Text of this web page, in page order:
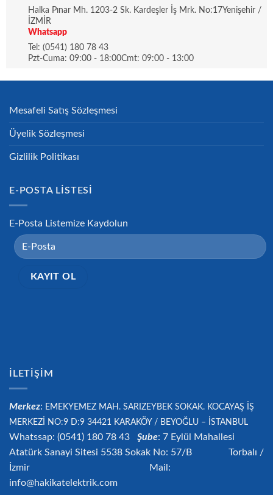
Halka Pınar Mh. 1203-2 Sk. Kardeşler İş Mrk. No:17Yenişehir /
İZMİR
Whatsapp
Tel: (0541) 180 78 43
Pzt-Cuma: 09:00 - 18:00Cmt: 09:00 - 13:00
Mesafeli Satış Sözleşmesi
Üyelik Sözleşmesi
Gizlilik Politikası
E-POSTA LISTESI
E-Posta Listemize Kaydolun
İLETIŞIM
Merkez: EMEKYEMEZ MAH. SARIZEYBEK SOKAK. KOCAYAŞ İŞ
MERKEZİ NO:9 D:9 34421 KARAKÖY / BEYOĞLU – İSTANBUL
Whatssap: (0541) 180 78 43 Şube: 7 Eylül Mahallesi
Atatürk Sanayi Sitesi 5538 Sokak No: 57/B Torbalı /
İzmir Mail:
info@hakikatelektrik.com